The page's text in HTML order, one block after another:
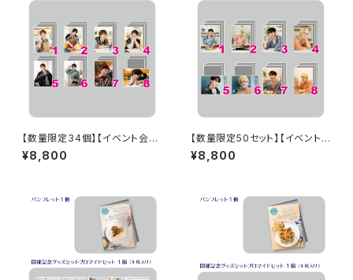
【数量限定34個】【イベント会場
特典付き】SECOND LINE Pre
sents みんなに会いに行くよ!
¥8,800
【数量限定50セット】【イベント
会場特典付き】SECOND LINE
Presents みんなに会いに行く
¥8,800